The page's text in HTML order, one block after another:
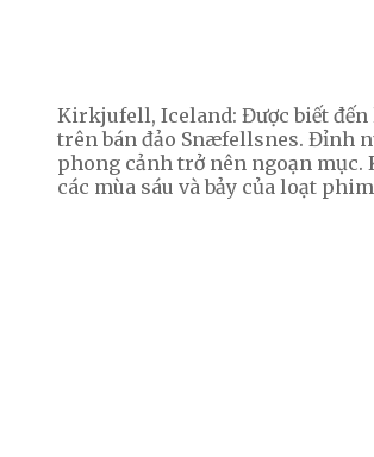
Kirkjufell, Iceland: Được biết
trên bán đảo Snæfellsnes. Đỉnh
phong cảnh trở nên ngoạn mục.
các mùa sáu và bảy của loạt